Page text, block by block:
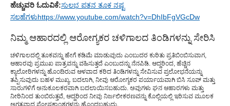
ಹೆಚ್ಚುವರಿ ಓದುವಿಕೆ:ಸುಲಭ ಪತನ ತೂಕ ನಷ್ಟ
ಸಲಹೆಗಳುhttps://www.youtube.com/watch?v=DhIbFgVGcDw
ನಿಮ್ಮ ಆಹಾರದಲ್ಲಿ ಆರೋಗ್ಯಕರ ಚಳಿಗಾಲದ ತಿಂಡಿಗಳನ್ನು ಸೇರಿಸಿ
ಚಳಿಗಾಲದಲ್ಲಿ ತೂಕವನ್ನು ಹೇಗೆ ಕಡಿಮೆ ಮಾಡುವುದು ಎಂಬುದರ ಕುರಿತು ಪ್ರತಿಬಿಂಬಿಸುವಾಗ,
ಆಹಾರವು ಪ್ರಮುಖ ಪಾತ್ರವನ್ನು ವಹಿಸುತ್ತದೆ ಎಂಬುದನ್ನು ನೆನಪಿಡಿ. ಆದ್ದರಿಂದ, ಹೆಚ್ಚಿನ
ಕ್ಯಾಲೋರಿಗಳನ್ನು ಹೊಂದಿರುವ ಆಳವಾದ ಕರಿದ ತಿಂಡಿಗಳನ್ನು ಸೇವಿಸುವ ಪ್ರಲೋಭನೆಯನ್ನು
ತಪ್ಪಿಸುವುದು ಬಹಳ ಮುಖ್ಯ. ಬದಲಾಗಿ, ನೀವು ಆರೋಗ್ಯಕರ ಪರ್ಯಾಯವಾಗಿ ಬಿಸಿ ಸೂಪ್ ಮತ್ತು
ಸಾರುಗಳಿಗೆ ಅನುಕೂಲಕರವಾಗಿ ಬದಲಾಯಿಸಬಹುದು. ಅವುಗಳು ಘನ ಆಹಾರಗಳು ಮತ್ತು
ನೀರಿನಿಂದ ತುಂಬಿರುತ್ತವೆ, ಆದ್ದರಿಂದ ನೀವು ನಿರ್ಜಲೀಕರಣವನ್ನು ಕೊಲ್ಲಿಯಲ್ಲಿ ಇರಿಸುವ ಮೂಲಕ
ಅಗತ್ಯವಾದ ಪೋಷಕಾಂಶಗಳನ್ನು ಹೊಂದಬಹುದು.